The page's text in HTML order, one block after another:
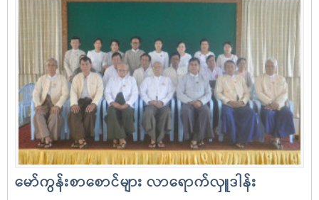
မော်ကွန်းစာစောင်များ လာရောက်လှူဒါန်း